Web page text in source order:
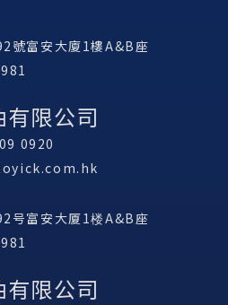
號富安大廈1樓A&B座
限公司
0920
号富安大厦1楼A&B座
限公司